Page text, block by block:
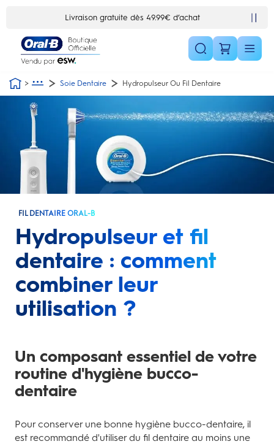
Livraison gratuite dès 49.99€ d’achat
Soie Dentaire Hydropulseur Ou Fil Dentaire
FIL DENTAIRE ORAL-B
Hydropulseur et fil
dentaire : comment
combiner leur
utilisation ?
Un composant essentiel de votre
routine d'hygiène bucco-
dentaire
Pour conserver une bonne hygiène bucco-dentaire, il
est recommandé d'utiliser du fil dentaire au moins une